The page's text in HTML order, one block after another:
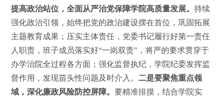
提高政治站位，全面从严治党保障学院高质量发展。持续
强化政治引领，始终把党的政治建设摆在首位，巩固拓展
主题教育成果；压实主体责任，党委书记履行好第一责任
人职责，班子成员落实好“一岗双责”，将严的要求贯穿于
办学治院全过程各方面；强化监督执纪，学院纪委发挥监
督作用，发现苗头性问题及时介入。二是要聚焦重点领
域，深化廉政风险防控屏障。要精准排摸，结合学院实